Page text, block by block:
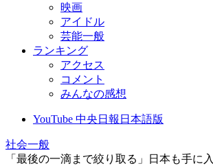
映画
アイドル
芸能一般
ランキング
アクセス
コメント
みんなの感想
YouTube 中央日報日本語版
社会一般
「最後の一滴まで絞り取る」日本も手に